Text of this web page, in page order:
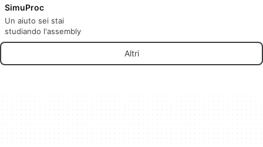
SimuProc
Un aiuto sei stai
studiando l'assembly
Altri